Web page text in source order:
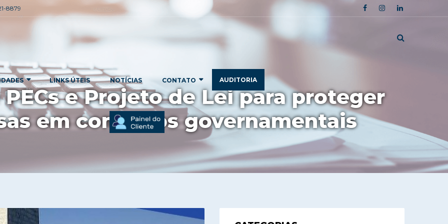
8879
LINKS ÚTEIS NOTÍCIAS CONTATO AUDITORIA
e Projeto de Lei para proteger
em contratos governamentais